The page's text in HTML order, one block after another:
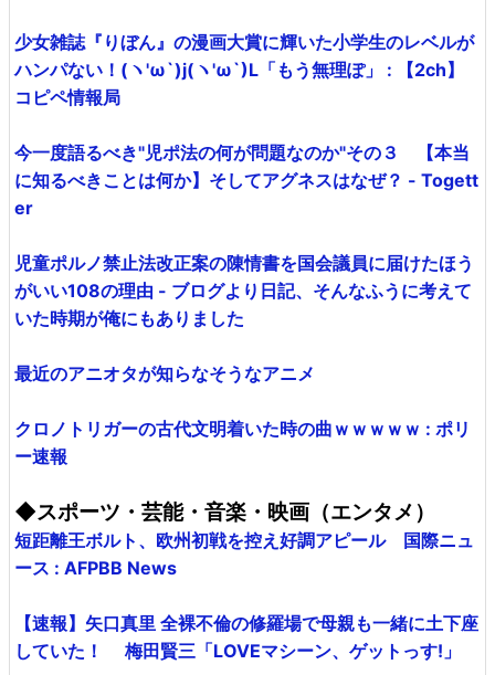
少女雑誌『りぼん』の漫画大賞に輝いた小学生のレベルが
ハンパない！(ヽ'ω`)j(ヽ'ω`)L「もう無理ぽ」 : 【2ch】
コピペ情報局
今一度語るべき"児ポ法の何が問題なのか"その３ 【本当
に知るべきことは何か】そしてアグネスはなぜ？ - Togett
er
児童ポルノ禁止法改正案の陳情書を国会議員に届けたほう
がいい108の理由 - ブログより日記、そんなふうに考えて
いた時期が俺にもありました
最近のアニオタが知らなそうなアニメ
クロノトリガーの古代文明着いた時の曲ｗｗｗｗｗ : ポリ
ー速報
◆スポーツ・芸能・音楽・映画（エンタメ）
短距離王ボルト、欧州初戦を控え好調アピール 国際ニュ
ース : AFPBB News
【速報】矢口真里 全裸不倫の修羅場で母親も一緒に土下座
していた！ 梅田賢三「LOVEマシーン、ゲットっす!」